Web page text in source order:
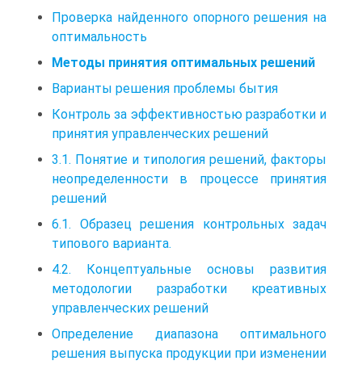
Проверка найденного опорного решения на
оптимальность
Методы принятия оптимальных решений
Варианты решения проблемы бытия
Контроль за эффективностью разработки и
принятия управленческих решений
3.1. Понятие и типология решений, факторы
неопределенности в процессе принятия
решений
6.1. Образец решения контрольных задач
типового варианта.
4.2. Концептуальные основы развития
методологии разработки креативных
управленческих решений
Определение диапазона оптимального
решения выпуска продукции при изменении